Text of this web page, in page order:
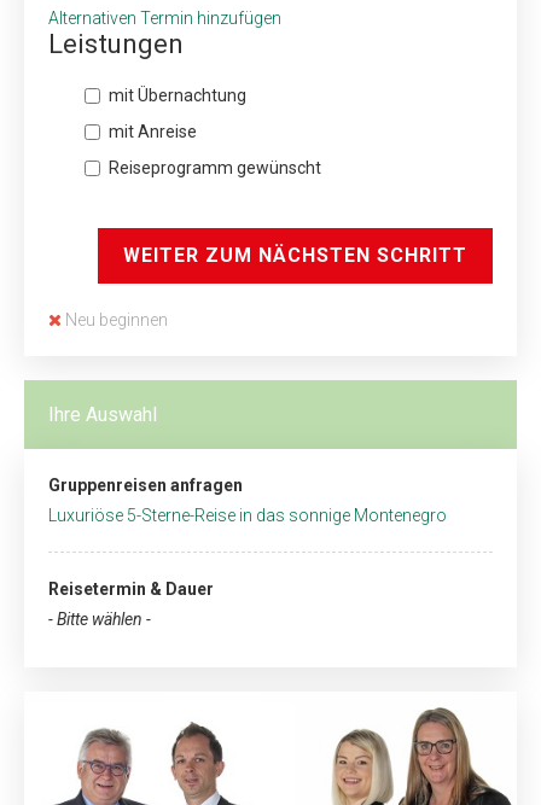
Alternativen Termin hinzufügen
Leistungen
mit Übernachtung
mit Anreise
Reiseprogramm gewünscht
WEITER ZUM NÄCHSTEN SCHRITT
Neu beginnen
Ihre Auswahl
Gruppenreisen anfragen
Luxuriöse 5-Sterne-Reise in das sonnige Montenegro
Reisetermin & Dauer
- Bitte wählen -